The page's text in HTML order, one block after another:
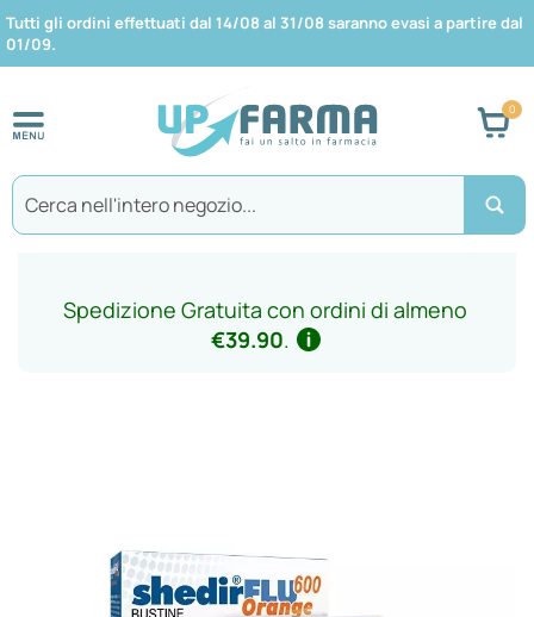
Tutti gli ordini effettuati dal 14/08 al 31/08 saranno evasi a partire dal
01/09.
Spedizione Gratuita con ordini di almeno
€39.90.